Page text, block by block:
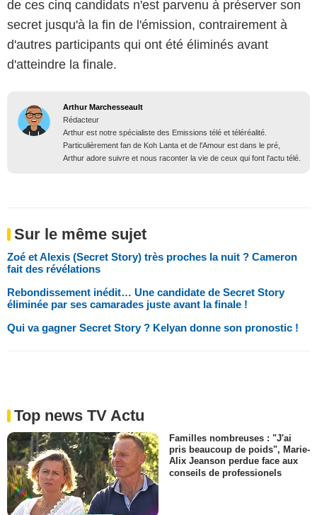
de ces cinq candidats n'est parvenu à préserver son
secret jusqu'à la fin de l'émission, contrairement à
d'autres participants qui ont été éliminés avant
d'atteindre la finale.
Arthur Marchesseault
Rédacteur
Arthur est notre spécialiste des Emissions télé et téléréalité.
Particulièrement fan de Koh Lanta et de l'Amour est dans le pré,
Arthur adore suivre et nous raconter la vie de ceux qui font l'actu télé.
Sur le même sujet
Zoé et Alexis (Secret Story) très proches la nuit ? Cameron
fait des révélations
Rebondissement inédit… Une candidate de Secret Story
éliminée par ses camarades juste avant la finale !
Qui va gagner Secret Story ? Kelyan donne son pronostic !
Top news TV Actu
Familles nombreuses : "J'ai
pris beaucoup de poids", Marie-
Alix Jeanson perdue face aux
conseils de professionels